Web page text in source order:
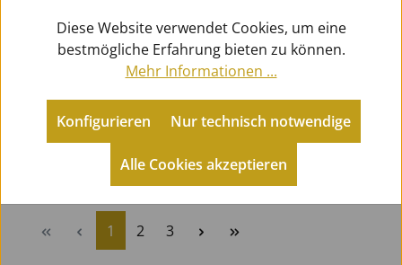
Zurück zu Pflegemittel Holz
Produkte filtern
Seite
1 Seite
2 Seite
3
Diese Website verwendet Cookies, um eine
bestmögliche Erfahrung bieten zu können.
Mehr Informationen ...
Konfigurieren
Alle Cookies akzeptieren
Nur technisch notwendige